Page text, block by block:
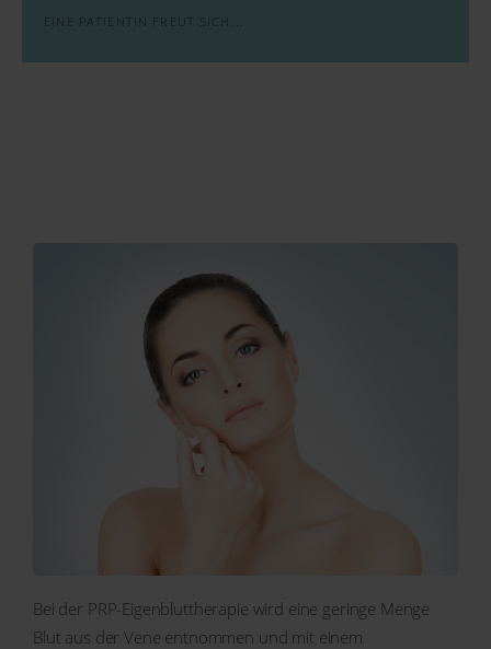
EINE PATIENTIN FREUT SICH...
Bei der PRP-Eigenbluttherapie wird eine geringe Menge
Blut aus der Vene entnommen und mit einem